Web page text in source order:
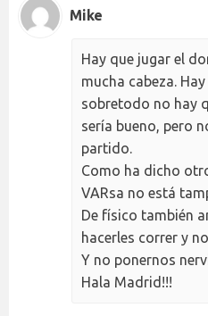
Mike
Hay que jugar el
mucha cabeza.
sobretodo no hay
sería bueno, pero
partido.
Como ha dicho
VARsa no está
De físico también
hacerles correr y
Y no ponernos
Hala Madrid!!!